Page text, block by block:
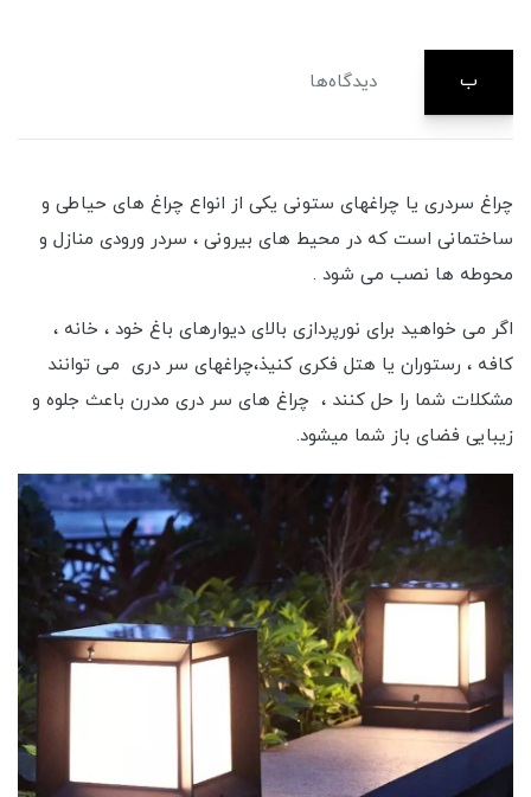
ب دیدگاه‌ها
چراغ سردری یا چراغهای ستونی یکی از انواع چراغ های حیاطی و
ساختمانی است که در محیط های بیرونی ، سردر ورودی منازل و
محوطه ها نصب می شود .
اگر می خواهید برای نورپردازی بالای دیوارهای باغ خود ، خانه ،
کافه ، رستوران یا هتل فکری کنیذ،چراغهای سر دری می توانند
مشکلات شما را حل کنند ، چراغ های سر دری مدرن باعث جلوه و
زیبایی فضای باز شما میشود.